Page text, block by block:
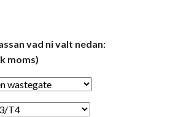
vad ni valt nedan:
moms)